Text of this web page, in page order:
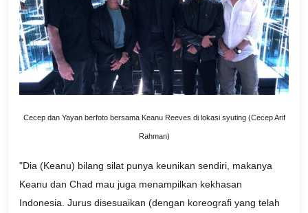
Cecep dan Yayan berfoto bersama Keanu Reeves di lokasi syuting (Cecep Arif
Rahman)
"Dia (Keanu) bilang silat punya keunikan sendiri, makanya
Keanu dan Chad mau juga menampilkan kekhasan
Indonesia. Jurus disesuaikan (dengan koreografi yang telah